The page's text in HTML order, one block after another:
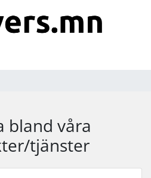
bland våra
tjänster